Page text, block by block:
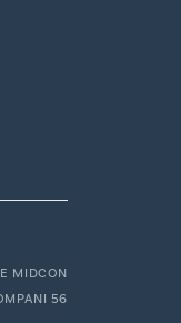
MIDCON
56